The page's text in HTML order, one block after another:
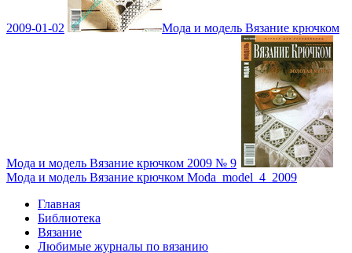
2009-01-02 Мода и модель Вязание крючком
Мода и модель Вязание крючком 2009 № 9
Мода и модель Вязание крючком Moda_model_4_2009
Главная
Библиотека
Вязание
Любимые журналы по вязанию